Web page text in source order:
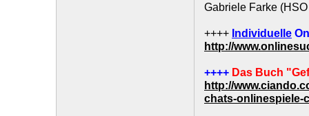
Gabriele Farke (HSO
++++ Individuelle
http://
++++ Das Buch
http://
chats-onlinespiele-